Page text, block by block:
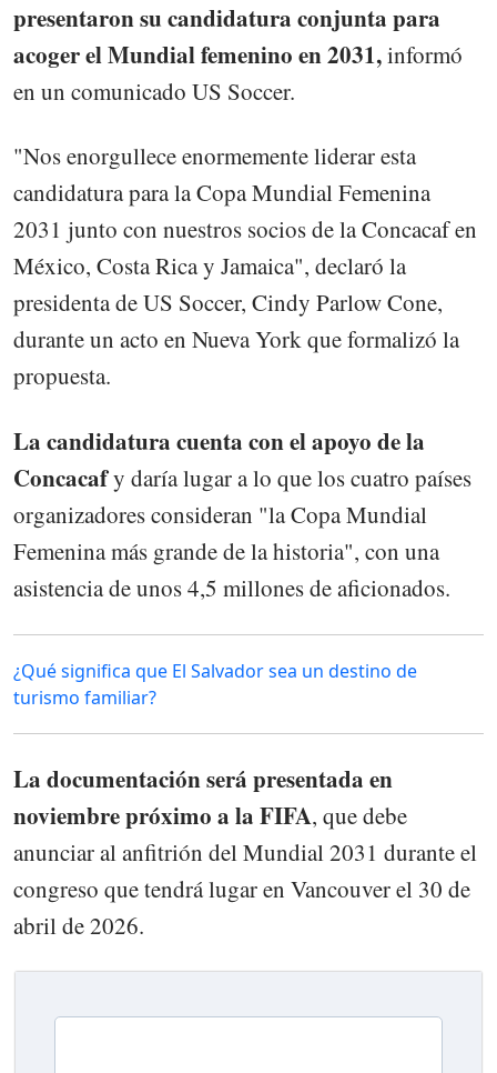
presentaron su candidatura conjunta para
acoger el Mundial femenino en 2031,informó
en un comunicado US Soccer.
"Nos enorgullece enormemente liderar esta
candidatura para la Copa Mundial Femenina
2031 junto con nuestros socios de la Concacaf en
México, Costa Rica y Jamaica", declaró la
presidenta de US Soccer, Cindy Parlow Cone,
durante un acto en Nueva York que formalizó la
propuesta.
La candidatura cuenta con el apoyo de la
Concacafy daría lugar a lo que los cuatro países
organizadores consideran "la Copa Mundial
Femenina más grande de la historia", con una
asistencia de unos 4,5 millones de aficionados.
¿Qué significa que El Salvador sea un destino de
turismo familiar?
La documentación será presentada en
noviembre próximo a la FIFA, que debe
anunciar al anfitrión del Mundial 2031 durante el
congreso que tendrá lugar en Vancouver el 30 de
abril de 2026.